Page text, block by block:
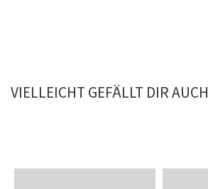
VIELLEICHT GEFÄLLT DIR AUCH